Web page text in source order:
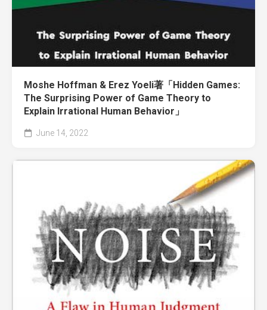
Moshe Hoffman & Erez Yoeli著「Hidden Games:
The Surprising Power of Game Theory to
Explain Irrational Human Behavior」
June 14, 2022